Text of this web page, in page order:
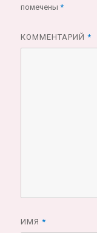
помечены*
КОММЕНТАРИЙ*
ИМЯ*